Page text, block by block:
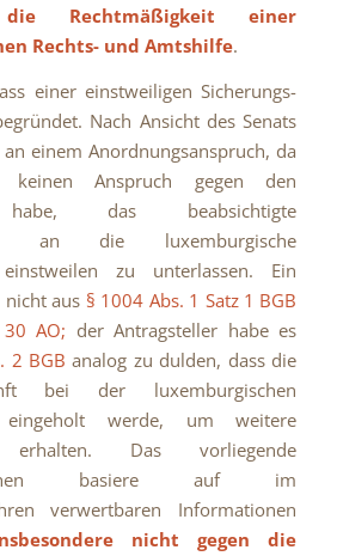
Rechtmäßigkeit einer
Rechts- und Amtshilfe.
einer einstweiligen Sicherungs-
Nach Ansicht des Senats
einem Anordnungsanspruch, da
keinen Anspruch gegen den
habe, das beabsichtigte
an die luxemburgische
einstweilen zu unterlassen. Ein
nicht aus § 1004 Abs. 1 Satz 1 BGB
AO; der Antragsteller habe es
2 BGB analog zu dulden, dass die
bei der luxemburgischen
eingeholt werde, um weitere
Das vorliegende
basiere auf im
verwertbaren Informationen
nicht gegen die